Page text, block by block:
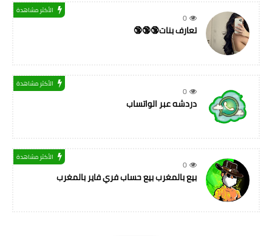
0
الأكثر مشاهدة
تعارف بنات🔞🔞🔞
0
الأكثر مشاهدة
دردشه عبر الواتساب
0
الأكثر مشاهدة
بيع بالمغرب بيع حساب فري فاير بالمغرب